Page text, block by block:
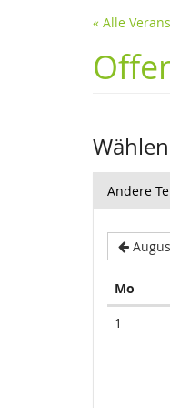
« Alle
Andere
Mo
1